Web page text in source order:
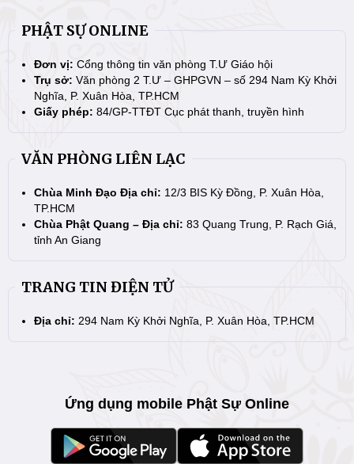
PHẬT SỰ ONLINE
Đơn vị: Cổng thông tin văn phòng T.Ư Giáo hội
Trụ sở: Văn phòng 2 T.Ư – GHPGVN – số 294 Nam Kỳ Khởi
Nghĩa, P. Xuân Hòa, TP.HCM
Giấy phép: 84/GP-TTĐT Cục phát thanh, truyền hình
VĂN PHÒNG LIÊN LẠC
Chùa Minh Đạo Địa chỉ: 12/3 BIS Kỳ Đồng, P. Xuân Hòa,
TP.HCM
Chùa Phật Quang – Địa chỉ: 83 Quang Trung, P. Rạch Giá,
tỉnh An Giang
TRANG TIN ĐIỆN TỬ
Địa chỉ: 294 Nam Kỳ Khởi Nghĩa, P. Xuân Hòa, TP.HCM
Ứng dụng mobile Phật Sự Online